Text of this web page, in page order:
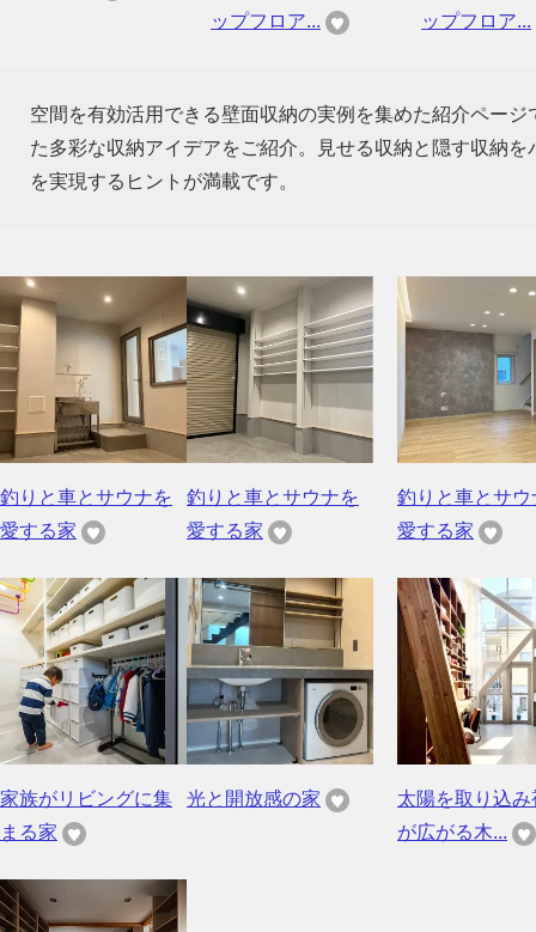
ップフロア...
ップフロア...
空間を有効活用できる壁面収納の実例を集めた紹介ペー
た多彩な収納アイデアをご紹介。見せる収納と隠す収納
を実現するヒントが満載です。
釣りと車とサウナを
愛する家
釣りと車とサウナを
愛する家
釣りと車とサウ
愛する家
家族がリビングに集
まる家
光と開放感の家
太陽を取り込み
が広がる木...